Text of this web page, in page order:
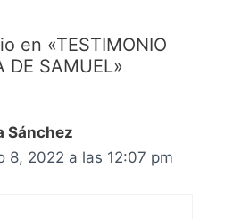
en «TESTIMONIO
DE SAMUEL»
Sánchez
8, 2022 a las 12:07 pm